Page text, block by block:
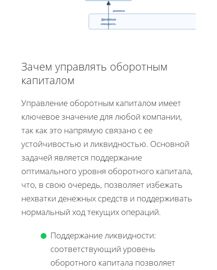
Денежные
ликвидность
денежные
Зачем управлять оборотным
капиталом
Управление оборотным капиталом имеет
ключевое значение для любой компании,
так как это напрямую связано с ее
устойчивостью и ликвидностью. Основной
задачей является поддержание
оптимального уровня оборотного капитала,
что, в свою очередь, позволяет избежать
нехватки денежных средств и поддерживать
нормальный ход текущих операций.
Поддержание ликвидности:
соответствующий уровень
оборотного капитала позволяет